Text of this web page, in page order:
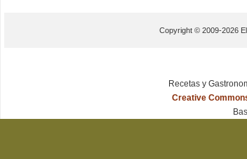
Copyright © 2009-2026
Recetas y
Creative